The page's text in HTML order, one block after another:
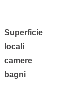
Superficie
locali
camere
bagni